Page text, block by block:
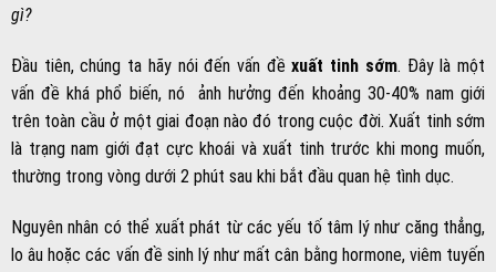
gì?
Đầu tiên, chúng ta hãy nói đến vấn đềxuất tinh sớm. Đây là một
vấn đề khá phổ biến, nó ảnh hưởng đến khoảng 30-40% nam giới
trên toàn cầu ở một giai đoạn nào đó trong cuộc đời. Xuất tinh sớm
là trạng nam giới đạt cực khoái và xuất tinh trước khi mong muốn,
thường trong vòng dưới 2 phút sau khi bắt đầu quan hệ tình dục.
Nguyên nhân có thể xuất phát từ các yếu tố tâm lý như căng thẳng,
lo âu hoặc các vấn đề sinh lý như mất cân bằng hormone, viêm tuyến